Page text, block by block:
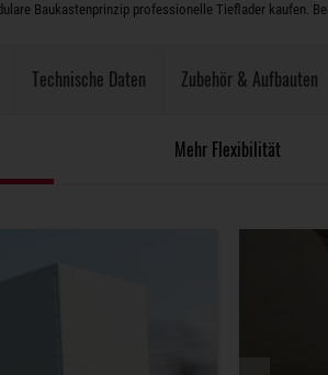
Baukastenprinzip professionelle Tieflader kaufen.
Technische Daten Zubehör & Aufbauten
Mehr Flexibilität